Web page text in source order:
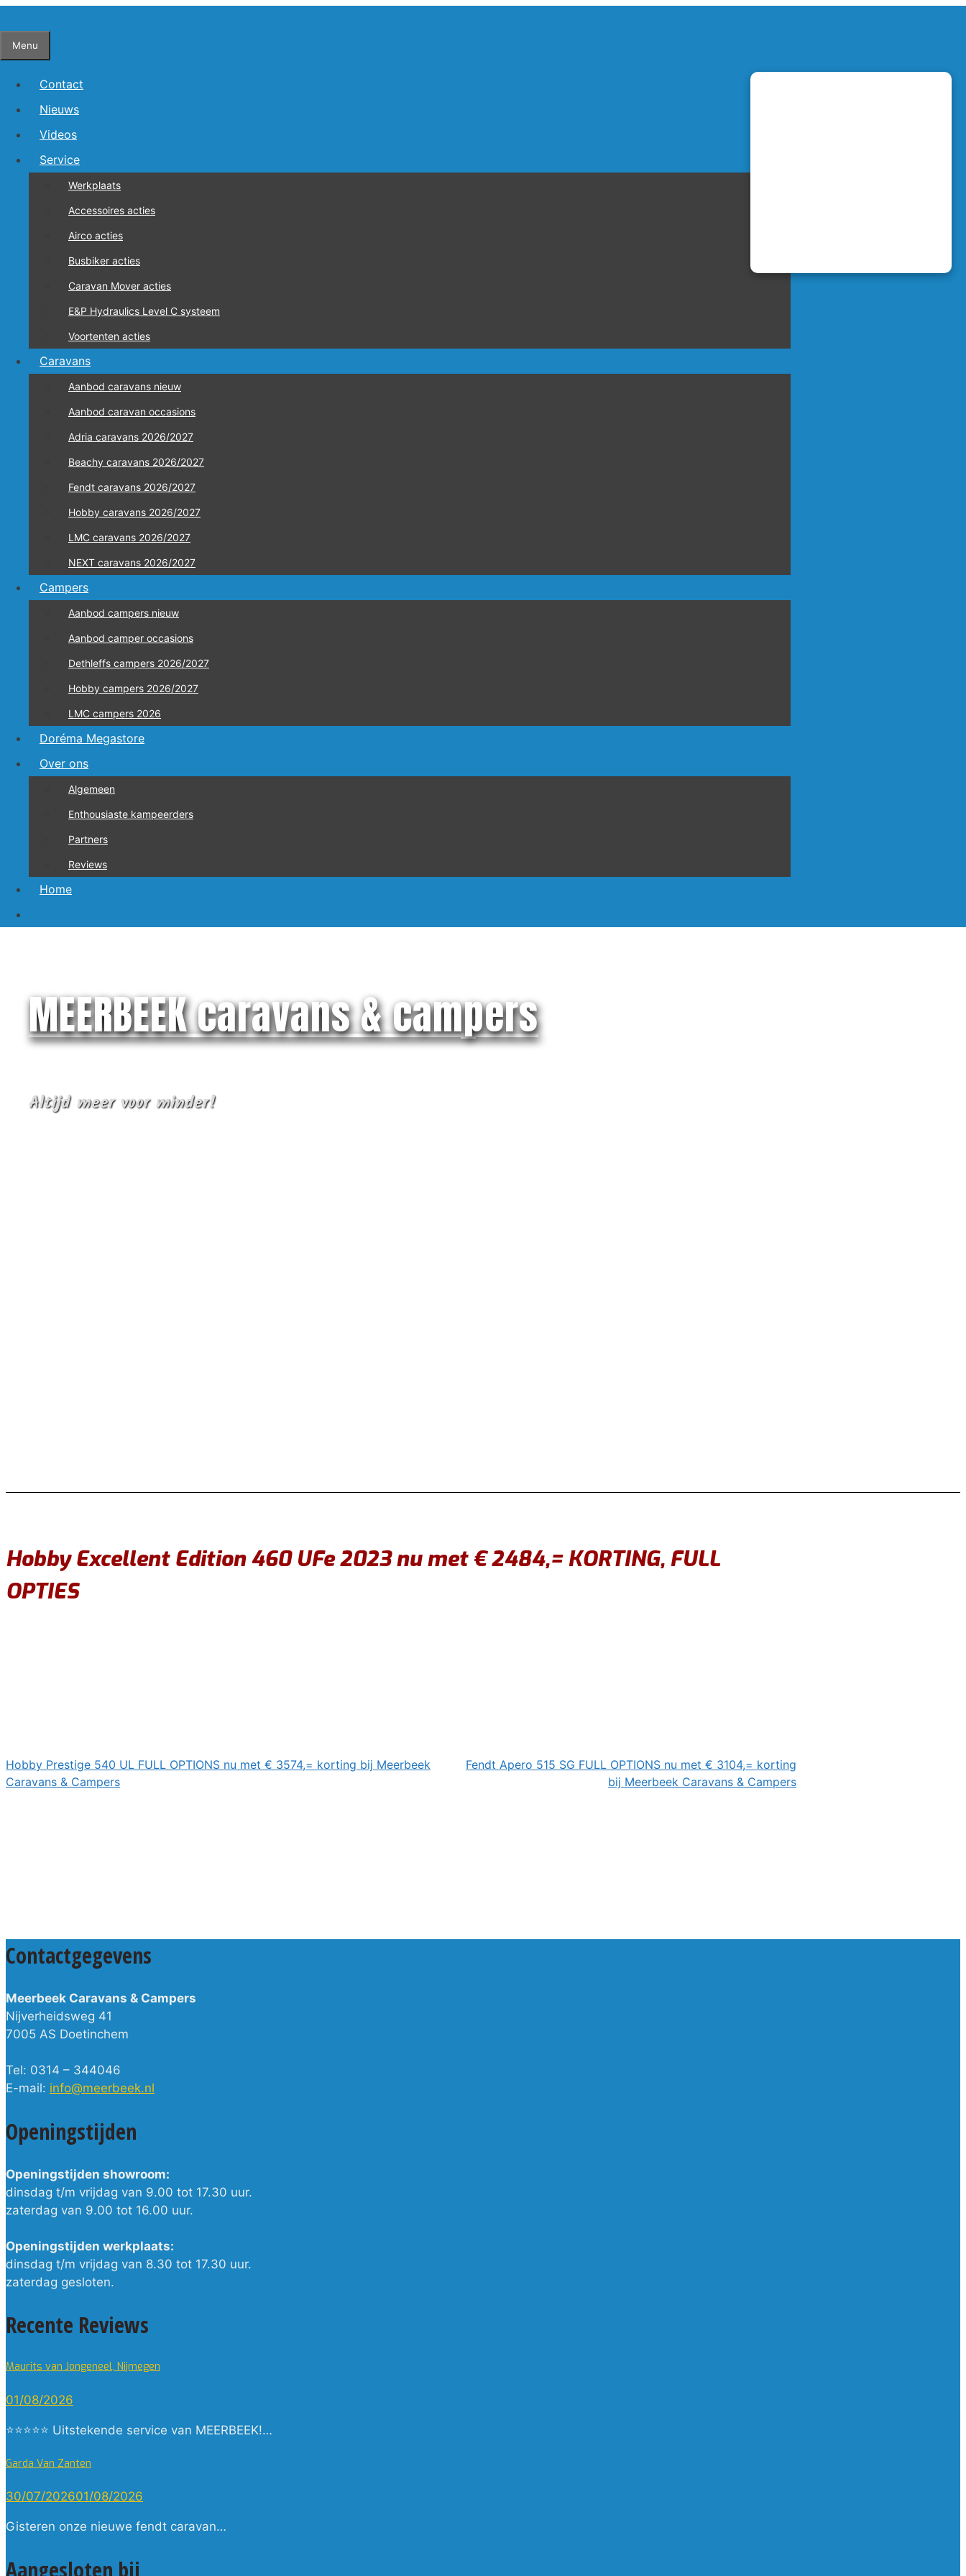
naar
Menu
Contact
Nieuws
Videos
Service
Werkplaats
Accessoires acties
Airco acties
Busbiker acties
Caravan Mover acties
E&P Hydraulics Level C systeem
Voortenten acties
Caravans
Aanbod caravans nieuw
Aanbod caravan occasions
Adria caravans 2026/2027
Beachy caravans 2026/2027
Fendt caravans 2026/2027
Hobby caravans 2026/2027
LMC caravans 2026/2027
NEXT caravans 2026/2027
Campers
Aanbod campers nieuw
Aanbod camper occasions
Dethleffs campers 2026/2027
Hobby campers 2026/2027
LMC campers 2026
Doréma Megastore
Over ons
Algemeen
Enthousiaste kampeerders
Partners
Reviews
Home
MEERBEEK caravans & campers
Altijd meer voor minder!
Hobby Excellent Edition 460 UFe 2023 nu met € 2484,= KORTING, FULL
OPTIES
Post navigation
Hobby Prestige 540 UL FULL OPTIONS nu met € 3574,= korting bij Meerbeek
Caravans & Campers
Fendt Apero 515 SG FULL OPTIONS nu met € 3104,= korting
bij Meerbeek Caravans & Campers
Contactgegevens
Meerbeek Caravans & Campers
Nijverheidsweg 41
7005 AS Doetinchem
Tel: 0314 – 344046
E-mail: info@meerbeek.nl
Openingstijden
Openingstijden showroom:
dinsdag t/m vrijdag van 9.00 tot 17.30 uur.
zaterdag van 9.00 tot 16.00 uur.
Openingstijden werkplaats:
dinsdag t/m vrijdag van 8.30 tot 17.30 uur.
zaterdag gesloten.
Recente Reviews
Maurits van Jongeneel, Nijmegen
01/08/2026
⭐⭐⭐⭐⭐ Uitstekende service van MEERBEEK!…
Garda Van Zanten
30/07/202601/08/2026
Gisteren onze nieuwe fendt caravan…